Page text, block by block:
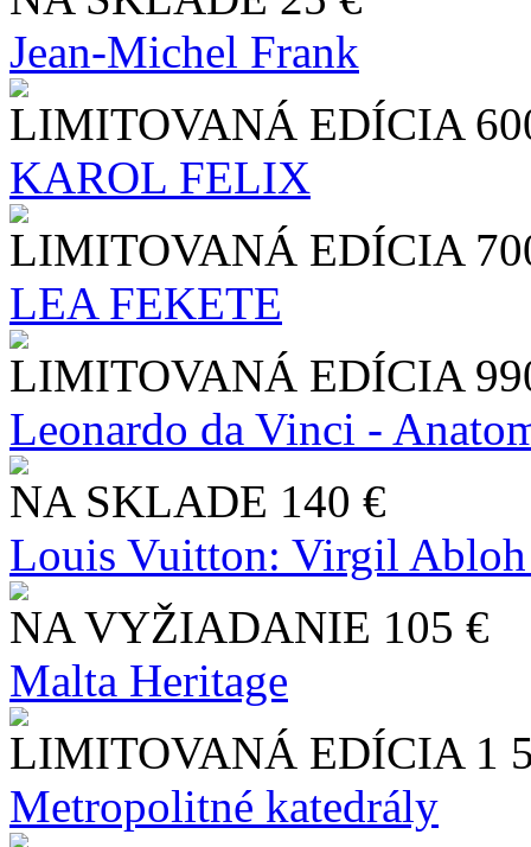
Jean-Michel Frank
LIMITOVANÁ EDÍCIA
KAROL FELIX
LIMITOVANÁ EDÍCIA
LEA FEKETE
LIMITOVANÁ EDÍCIA
Leonardo da Vinci -
NA SKLADE 140 €
Louis Vuitton: Virgil
NA VYŽIADANIE 105 €
Malta Heritage
LIMITOVANÁ EDÍCIA 1
Metropolitné katedrály